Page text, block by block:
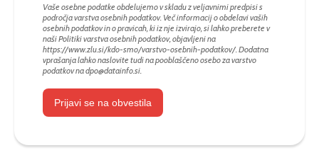
Vaše osebne podatke obdelujemo v skladu z veljavnimi predpisi s
področja varstva osebnih podatkov. Več informacij o obdelavi vaših
osebnih podatkov in o pravicah, ki iz nje izvirajo, si lahko preberete v
naši Politiki varstva osebnih podatkov, objavljeni na
https://www.zlu.si/kdo-smo/varstvo-osebnih-podatkov/. Dodatna
vprašanja lahko naslovite tudi na pooblaščeno osebo za varstvo
podatkov nadpo@datainfo.si
Prijavi se na obvestila